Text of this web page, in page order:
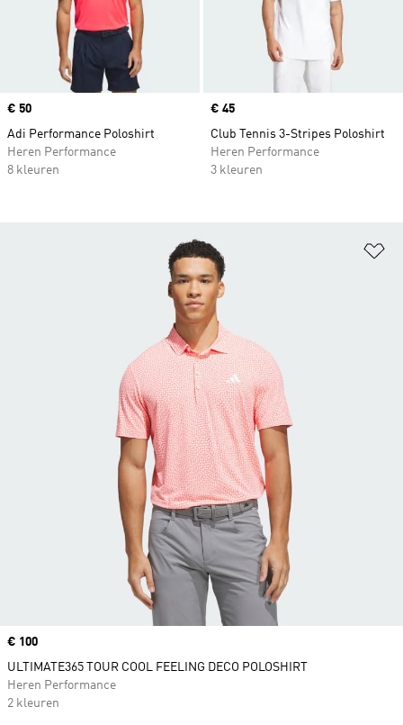
Price
€ 50
Adi Performance Poloshirt
Heren Performance
8 kleuren
Price
€ 45
Club Tennis 3-Stripes Poloshirt
Heren Performance
3 kleuren
Price
€ 100
ULTIMATE365 TOUR COOL FEELING DECO POLOSHIRT
Heren Performance
2 kleuren